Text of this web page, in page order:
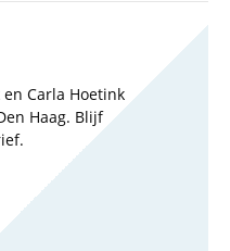
Carla Hoetink
Haag. Blijf